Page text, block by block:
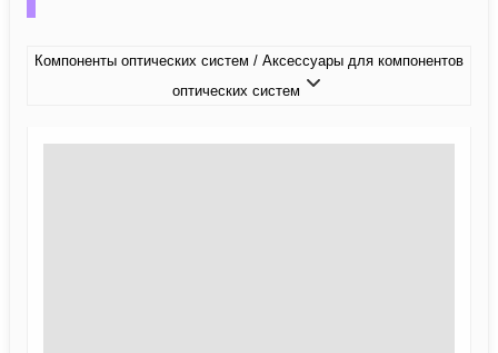
Компоненты оптических систем / Аксессуары для компонентов
оптических систем